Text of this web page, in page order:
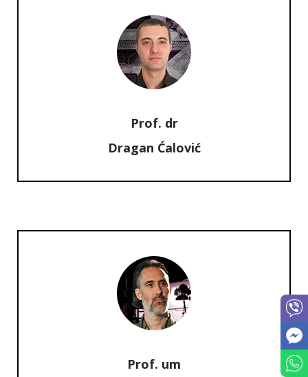
Prof. dr
Dragan Ćalović
Prof. um